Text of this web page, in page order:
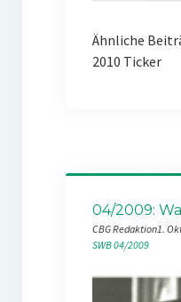
Ähnliche
2010 Ticker
04/2009:
CBG Redaktion1.
SWB 04/2009